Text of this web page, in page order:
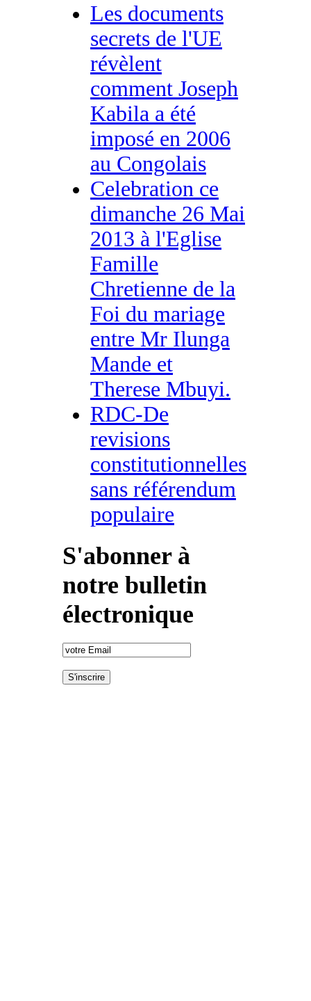
Les documents
secrets de l'UE
révèlent
comment Joseph
Kabila a été
imposé en 2006
au Congolais
Celebration ce
dimanche 26 Mai
2013 à l'Eglise
Famille
Chretienne de la
Foi du mariage
entre Mr Ilunga
Mande et
Therese Mbuyi.
RDC-De
revisions
constitutionnelles
sans référendum
populaire
S'abonner à
notre bulletin
électronique